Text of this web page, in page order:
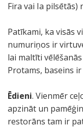
Fira vai Ia pilsētās)
Patīkami, ka visās
numuriņos ir
lai maltīti
Protams, baseins
Ēdieni. Vienmēr
apzināt un
restorāns tam ir